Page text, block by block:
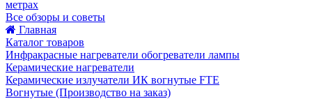
метрах
Все обзоры и советы
Главная
Каталог товаров
Инфракрасные нагреватели обогреватели лампы
Керамические нагреватели
Керамические излучатели ИК вогнутые FTE
Вогнутые (Производство на заказ)